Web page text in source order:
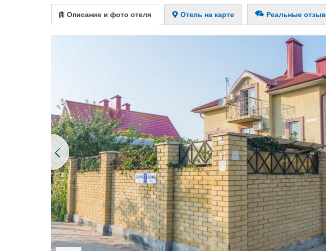
Описание и фото отеля Отель на карте Реальные